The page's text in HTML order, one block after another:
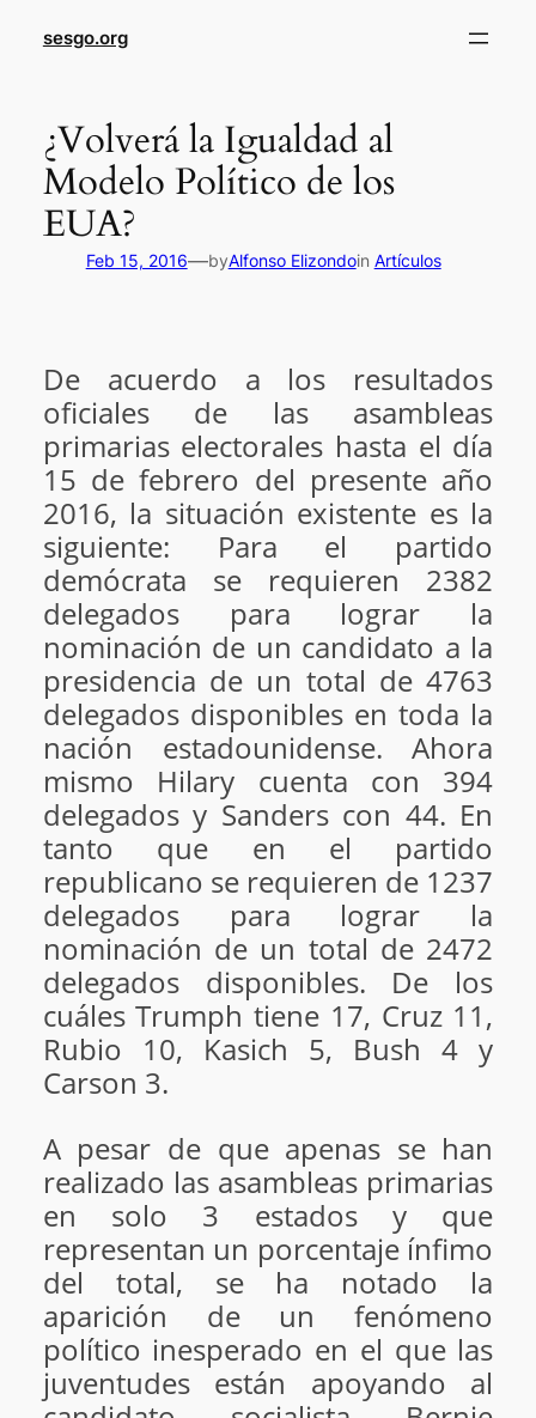
sesgo.org
¿Volverá la Igualdad al
Modelo Político de los
EUA?
Feb 15, 2016—byAlfonso Elizondoin Artículos
De acuerdo a los resultados
oficiales de las asambleas
primarias electorales hasta el día
15 de febrero del presente año
2016, la situación existente es la
siguiente: Para el partido
demócrata se requieren 2382
delegados para lograr la
nominación de un candidato a la
presidencia de un total de 4763
delegados disponibles en toda la
nación estadounidense. Ahora
mismo Hilary cuenta con 394
delegados y Sanders con 44. En
tanto que en el partido
republicano se requieren de 1237
delegados para lograr la
nominación de un total de 2472
delegados disponibles. De los
cuáles Trumph tiene 17, Cruz 11,
Rubio 10, Kasich 5, Bush 4 y
Carson 3.
A pesar de que apenas se han
realizado las asambleas primarias
en solo 3 estados y que
representan un porcentaje ínfimo
del total, se ha notado la
aparición de un fenómeno
político inesperado en el que las
juventudes están apoyando al